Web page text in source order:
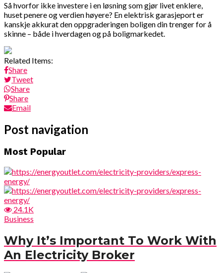
Så hvorfor ikke investere i en løsning som gjør livet enklere,
huset penere og verdien høyere? En elektrisk garasjeport er
kanskje akkurat den oppgraderingen boligen din trenger for å
skinne – både i hverdagen og på boligmarkedet.
Related Items:
Share
Tweet
Share
Share
Email
Post navigation
Most Popular
24.1K
Business
Why It’s Important To Work With
An Electricity Broker